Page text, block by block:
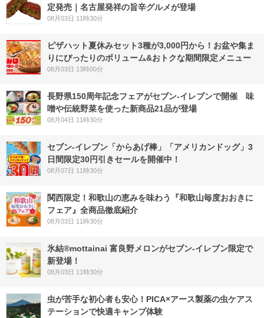
定発売｜名古屋発祥の旨辛グルメが登場
08月03日 11時30分
ピザハット夏休みセット3種が3,000円から！お盆や集ま
りにぴったりのボリューム&おトクな期間限定メニュー
08月03日 13時00分
長野県150周年記念フェアがセブン-イレブンで開催 味
噌や伝統野菜を使った新商品21品が登場
08月04日 11時30分
セブン‐イレブン「からあげ棒」「アメリカンドッグ」3
日間限定30円引きセールを開催中！
08月07日 11時30分
関西限定！和歌山の恵みを味わう『和歌山毎度おおきに
フェア』全商品徹底紹介
08月03日 11時30分
氷結®mottainai 富良野メロンがセブン‐イレブン限定で
新登場！
08月03日 11時30分
虫が苦手な初心者も安心！PICA×アース製薬の虫ケアス
テーションで快適キャンプ体験